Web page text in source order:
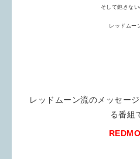
そして飽きない
レッドムー
レッドムーン流のメッセー
る番組